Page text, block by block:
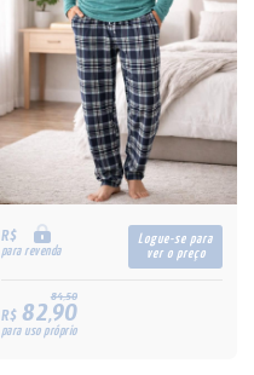
R$
para revenda
Logue-se para
ver o preço
84,50
R$82,90
para uso próprio